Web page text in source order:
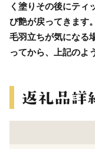
く塗りその後にティ
び艶が戻ってきます。
毛羽立ちが気になる
ってから、上記のよ